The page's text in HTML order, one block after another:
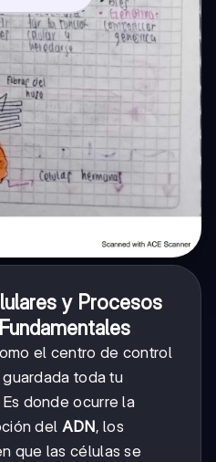
y Procesos
el centro de control
toda tu
donde ocurre la
del ADN, los
que las células se